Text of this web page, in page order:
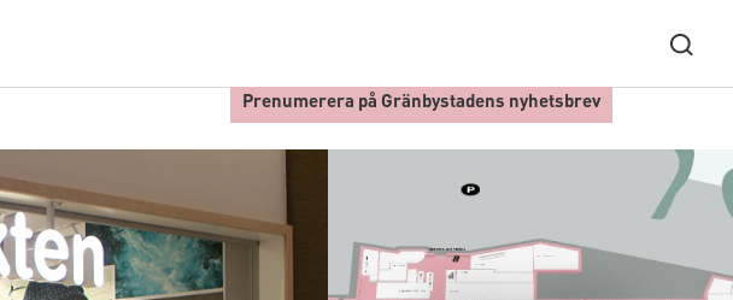
Prenumerera på Gränbystadens nyhetsbrev